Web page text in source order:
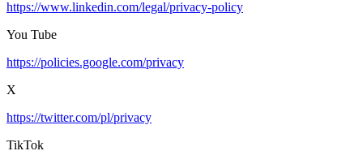
https://www.linkedin.com/legal/privacy-policy
You Tube
https://policies.google.com/privacy
X
https://twitter.com/pl/privacy
TikTok